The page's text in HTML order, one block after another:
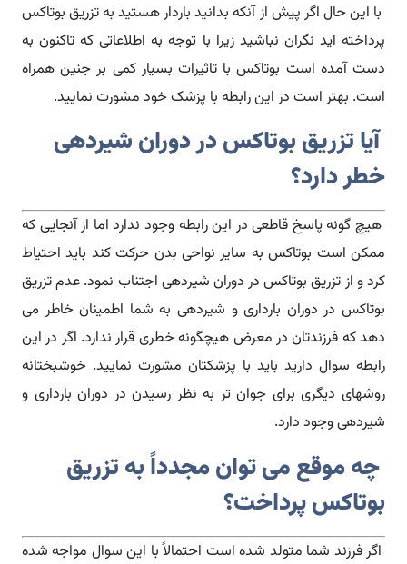
با این حال اگر پیش از آنکه بدانید باردار هستید به تزریق بوتاکس
پرداخته اید نگران نباشید زیرا با توجه به اطلاعاتی که تاکنون به
دست آمده است بوتاکس با تاثیرات بسیار کمی بر جنین همراه
است. بهتر است در این رابطه با پزشک خود مشورت نمایید.
آیا تزریق بوتاکس در دوران شیردهی
خطر دارد؟
هیچ گونه پاسخ قاطعی در این رابطه وجود ندارد اما از آنجایی که
ممکن است بوتاکس به سایر نواحی بدن حرکت کند باید احتیاط
کرد و از تزریق بوتاکس در دوران شیردهی اجتناب نمود. عدم تزریق
بوتاکس در دوران بارداری و شیردهی به شما اطمینان خاطر می
دهد که فرزندتان در معرض هیچگونه خطری قرار ندارد. اگر در این
رابطه سوال دارید باید با پزشکتان مشورت نمایید. خوشبختانه
روشهای دیگری برای جوان تر به نظر رسیدن در دوران بارداری و
شیردهی وجود دارد.
چه موقع می توان مجدداً به تزریق
بوتاکس پرداخت؟
اگر فرزند شما متولد شده است احتمالاً با این سوال مواجه شده